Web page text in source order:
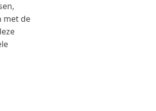
met de